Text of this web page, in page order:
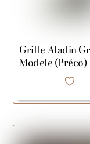
Grille Aladin
Modele (Préco)